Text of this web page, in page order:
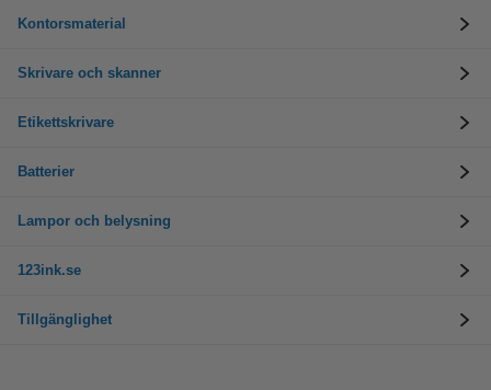
Kontorsmaterial
Skrivare och skanner
Etikettskrivare
Batterier
Lampor och belysning
123ink.se
Tillgänglighet